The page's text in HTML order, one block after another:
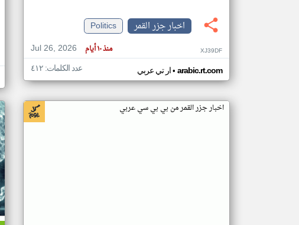
اخبار جزر القمر
Politics
Jul 26, 2026
منذ ١٠ أيام XJ39DF
ار تي عربي• arabic.rt.com عدد الكلمات: ٤١٢
اخبار جزر القمر من بي بي سي عربي